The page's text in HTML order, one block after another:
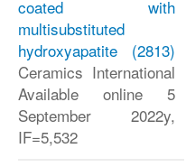
coated with
multisubstituted
hydroxyapatite (2813)
Ceramics International
Available online 5
September 2022y,
IF=5,532